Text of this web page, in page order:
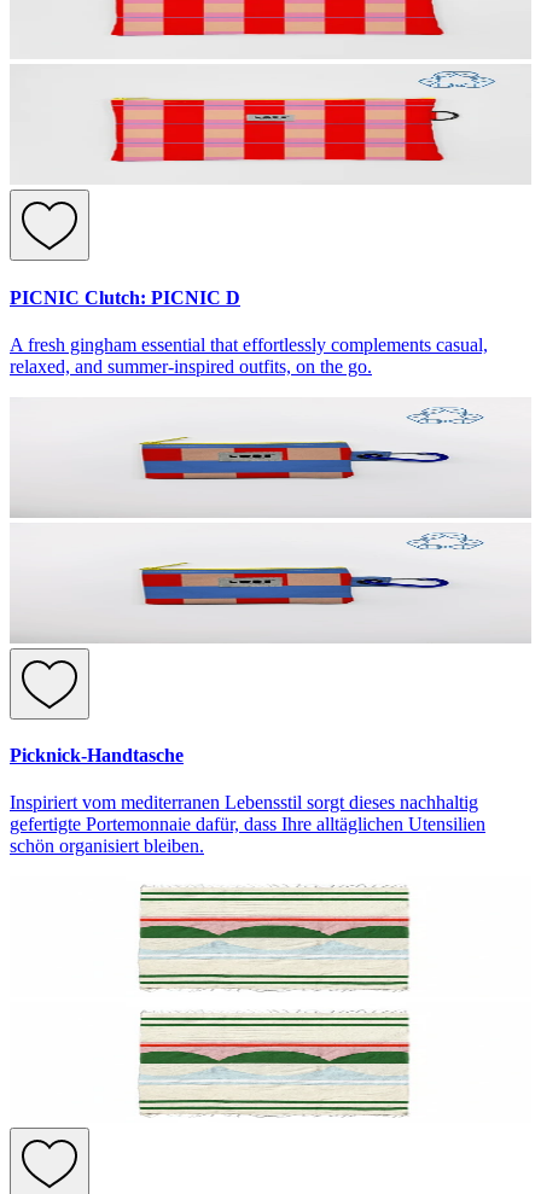
PICNIC Clutch: PICNIC D
A fresh gingham essential that effortlessly complements casual,
relaxed, and summer-inspired outfits, on the go.
Picknick-Handtasche
Inspiriert vom mediterranen Lebensstil sorgt dieses nachhaltig
gefertigte Portemonnaie dafür, dass Ihre alltäglichen Utensilien
schön organisiert bleiben.